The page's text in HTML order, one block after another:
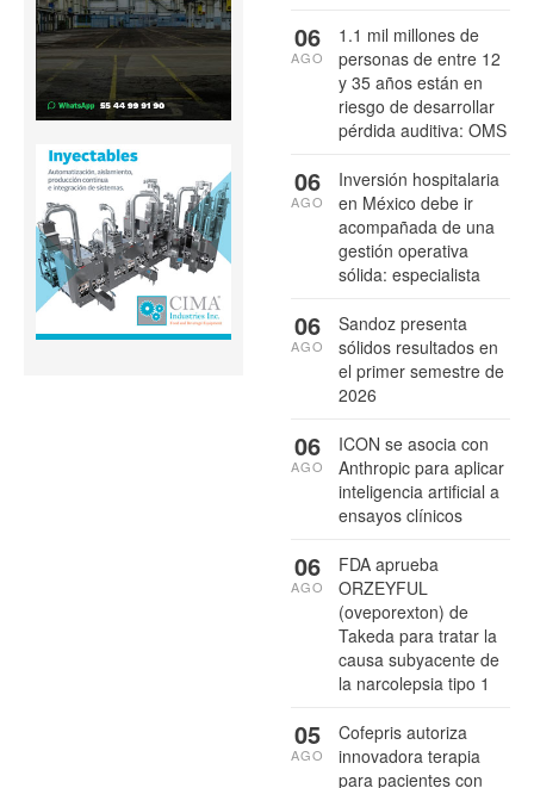
1.1 mil millones de
personas de entre 12
y 35 años están en
riesgo de desarrollar
pérdida auditiva: OMS
06
AGO
Inversión hospitalaria
en México debe ir
acompañada de una
gestión operativa
sólida: especialista
06
AGO
Sandoz presenta
sólidos resultados en
el primer semestre de
2026
06
AGO
ICON se asocia con
Anthropic para aplicar
inteligencia artificial a
ensayos clínicos
06
AGO
FDA aprueba
ORZEYFUL
(oveporexton) de
Takeda para tratar la
causa subyacente de
la narcolepsia tipo 1
06
AGO
Cofepris autoriza
innovadora terapia
para pacientes con
05
AGO